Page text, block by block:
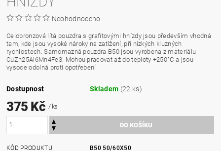
Neohodnoceno
Celobronzová lítá pouzdra s grafitovými hnízdy jsou především vhodná
tam, kde jsou vysoké nároky na zatížení, při nízkých kluzných
rychlostech. Samomazná pouzdra B50 jsou vyrobena z materiálu
CuZn25Al6Mn4Fe3. Mohou pracovat až do teploty +250°C a jsou
vysoce odolná proti opotřebení
Dostupnost Skladem (22 ks)
375 Kč / ks
KÓD PRODUKTU
B50 50/60X50